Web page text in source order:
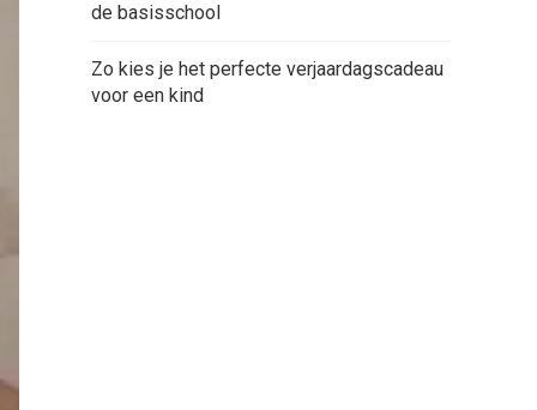
de basisschool
Zo kies je het perfecte verjaardagscadeau
voor een kind